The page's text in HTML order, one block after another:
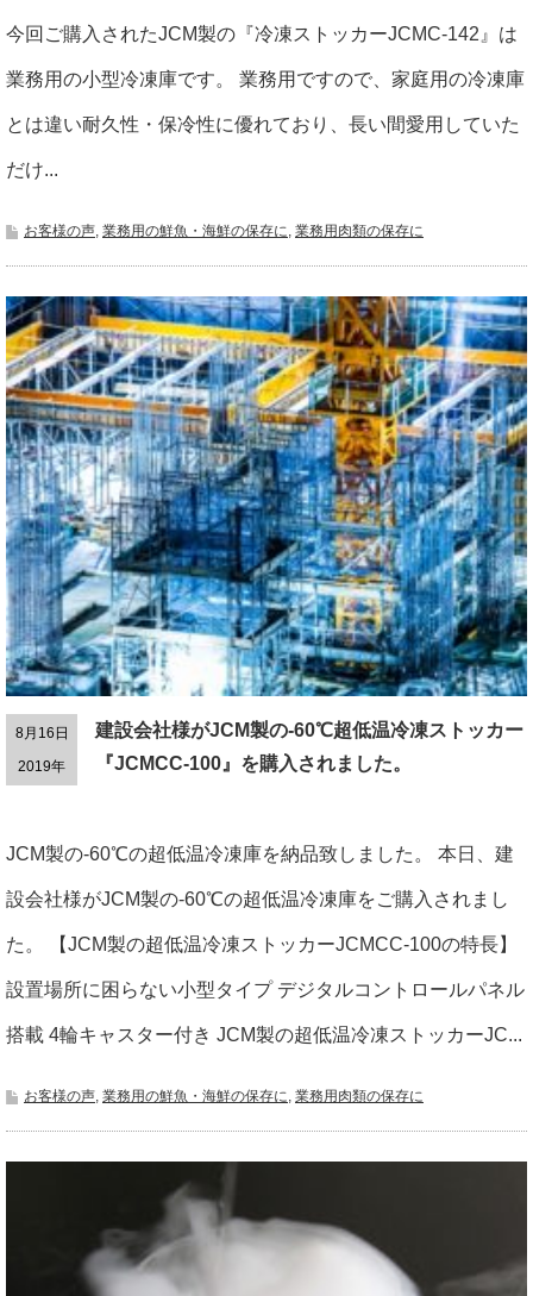
今回ご購入されたJCM製の『冷凍ストッカーJCMC-142』は
業務用の小型冷凍庫です。 業務用ですので、家庭用の冷凍庫
とは違い耐久性・保冷性に優れており、長い間愛用していた
だけ...
お客様の声, 業務用の鮮魚・海鮮の保存に, 業務用肉類の保存に
8月16日
2019年
建設会社様がJCM製の-60℃超低温冷凍ストッカー
『JCMCC-100』を購入されました。
JCM製の-60℃の超低温冷凍庫を納品致しました。 本日、建
設会社様がJCM製の-60℃の超低温冷凍庫をご購入されまし
た。 【JCM製の超低温冷凍ストッカーJCMCC-100の特長】
設置場所に困らない小型タイプ デジタルコントロールパネル
搭載 4輪キャスター付き JCM製の超低温冷凍ストッカーJC...
お客様の声, 業務用の鮮魚・海鮮の保存に, 業務用肉類の保存に